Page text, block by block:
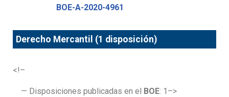
BOE-A-2020-4961
Derecho Mercantil (1 disposición)
<!–
— Disposiciones publicadas en el BOE: 1–>